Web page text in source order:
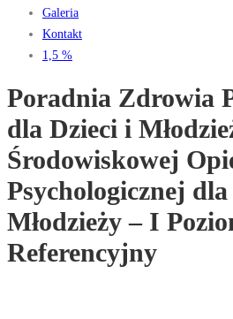
Galeria
Kontakt
1,5 %
Poradnia Zdrowia
dla Dzieci i
Środowiskowej
Psychologicznej
Młodzieży – I
Referencyjny